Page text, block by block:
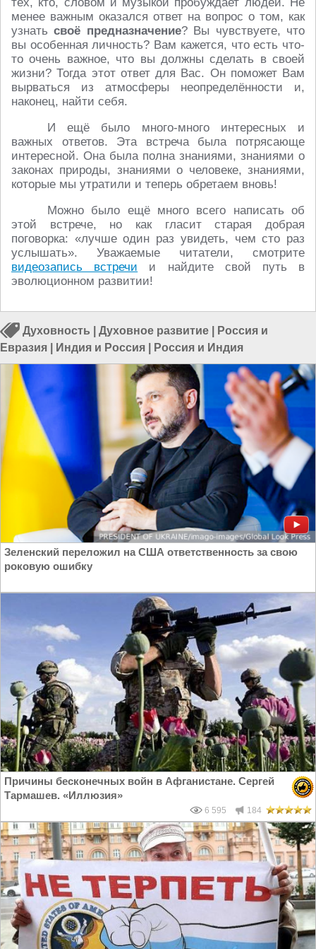
менее важным оказался ответ на вопрос о том, как
узнатьсвоё предназначение? Вы чувствуете, что
вы особенная личность? Вам кажется, что есть что-
то очень важное, что вы должны сделать в своей
жизни? Тогда этот ответ для Вас. Он поможет Вам
вырваться из атмосферы неопределённости и,
наконец, найти себя.
И ещё было много-много интересных и
важных ответов. Эта встреча была потрясающе
интересной. Она была полна знаниями, знаниями о
законах природы, знаниями о человеке, знаниями,
которые мы утратили и теперь обретаем вновь!
Можно было ещё много всего написать об
этой встрече, но как гласит старая добрая
поговорка: «лучше один раз увидеть, чем сто раз
услышать». Уважаемые читатели, смотрите
видеозапись встречи и найдите свой путь в
эволюционном развитии!
Духовность Духовное развитие
Россия и
Евразия
Индия и Россия Россия и Индия
Зеленский переложил на США ответственность за свою
роковую ошибку
Причины бесконечных войн в Афганистане. Сергей
Тармашев. «Иллюзия»
6 595 184